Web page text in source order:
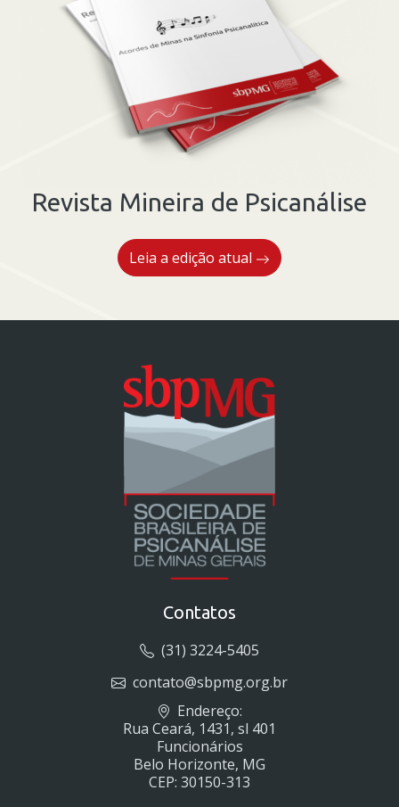
Revista Mineira de Psicanálise
Leia a edição atual
Contatos
(31) 3224-5405
contato@sbpmg.org.br
Endereço:
Rua Ceará, 1431, sl 401
Funcionários
Belo Horizonte, MG
CEP: 30150-313